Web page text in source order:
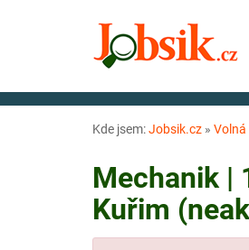
Kde jsem:Jobsik.cz » Volná
Mechanik️ |
Kuřim